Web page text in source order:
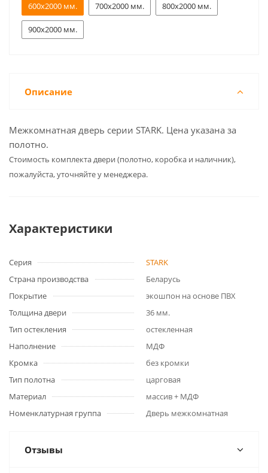
600x2000 мм.
700x2000 мм. 800x2000 мм.
900x2000 мм.
Описание
Межкомнатная дверь серии STARK. Цена указана за
полотно.
Cтоимость комплекта двери (полотно, коробка и наличник),
пожалуйста, уточняйте у менеджера.
Характеристики
Серия
STARK
Страна производства
Беларусь
Покрытие
экошпон на основе ПВХ
Толщина двери
36 мм.
Тип остекления
остекленная
Наполнение
МДФ
Кромка
без кромки
Тип полотна
царговая
Материал
массив + МДФ
Номенклатурная группа
Дверь межкомнатная
Отзывы